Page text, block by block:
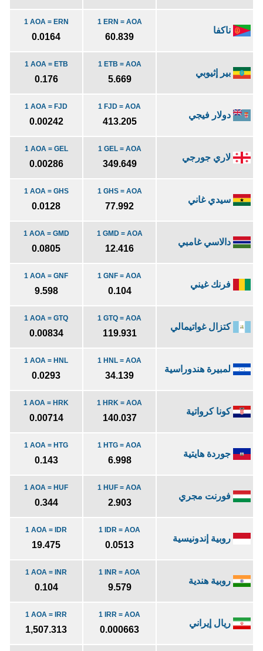
ناكفا
1 ERN = AOA
60.839
1 AOA = ERN
0.0164
بير إثيوبي
1 ETB = AOA
5.669
1 AOA = ETB
0.176
دولار فيجي
1 FJD = AOA
413.205
1 AOA = FJD
0.00242
لاري جورجي
1 GEL = AOA
349.649
1 AOA = GEL
0.00286
سيدي غاني
1 GHS = AOA
77.992
1 AOA = GHS
0.0128
دالاسي غامبي
1 GMD = AOA
12.416
1 AOA = GMD
0.0805
فرنك غيني
1 GNF = AOA
0.104
1 AOA = GNF
9.598
كتزال غواتيمالي
1 GTQ = AOA
119.931
1 AOA = GTQ
0.00834
لمبيرة هندوراسية
1 HNL = AOA
34.139
1 AOA = HNL
0.0293
كونا كرواتية
1 HRK = AOA
140.037
1 AOA = HRK
0.00714
جوردة هايتية
1 HTG = AOA
6.998
1 AOA = HTG
0.143
فورنت مجري
1 HUF = AOA
2.903
1 AOA = HUF
0.344
روبية إندونيسية
1 IDR = AOA
0.0513
1 AOA = IDR
19.475
روبية هندية
1 INR = AOA
9.579
1 AOA = INR
0.104
ريال إيراني
1 IRR = AOA
0.000663
1 AOA = IRR
1,507.313